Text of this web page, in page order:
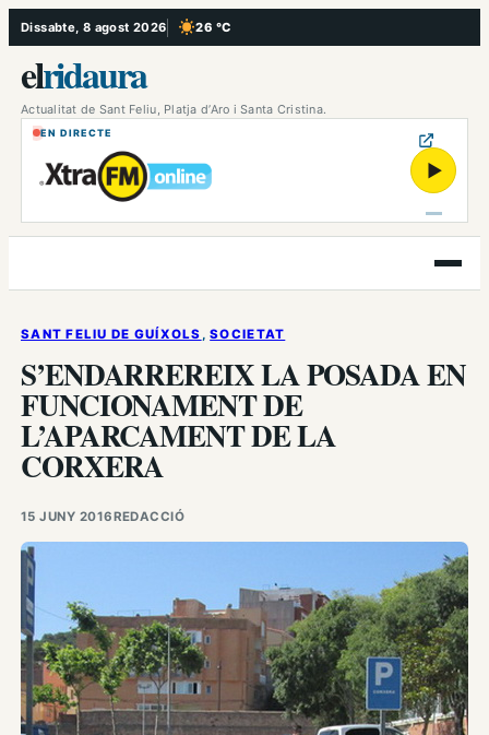
Vés
al
contingut
Dissabte, 8 agost 2026 26 °C
, Cel serè
elridaura
Actualitat de Sant Feliu, Platja d’Aro i Santa Cristina.
EN DIRECTE
▶
Obre
el
SANT FELIU DE GUÍXOLS , SOCIETAT
S’ENDARREREIX LA POSADA EN
FUNCIONAMENT DE
L’APARCAMENT DE LA
CORXERA
15 JUNY 2016REDACCIÓ